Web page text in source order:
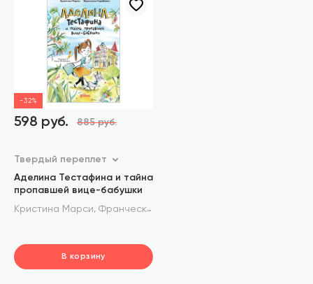
-32%
598 руб. 885 руб.
Твердый переплет
Аделина Тестафина и тайна
пропавшей вице-бабушки
Кристина Марси, Франческа Карабелли
В корзину